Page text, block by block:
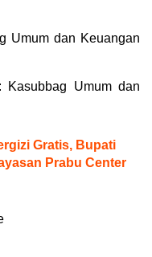
Umum dan Keuangan
Umum dan
Gratis, Bupati
Prabu Center